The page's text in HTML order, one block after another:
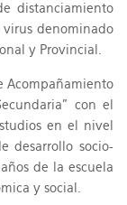
distanciamiento
denominado
y Provincial.
Acompañamiento
con el
en el nivel
desarrollo socio-
de la escuela
y social.